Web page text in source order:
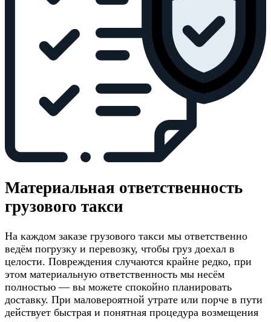
Материальная ответственность
грузового такси
На каждом заказе грузового такси мы ответственно
ведём погрузку и перевозку, чтобы груз доехал в
целости. Повреждения случаются крайне редко, при
этом материальную ответственность мы несём
полностью — вы можете спокойно планировать
доставку. При маловероятной утрате или порче в пути
действует быстрая и понятная процедура возмещения